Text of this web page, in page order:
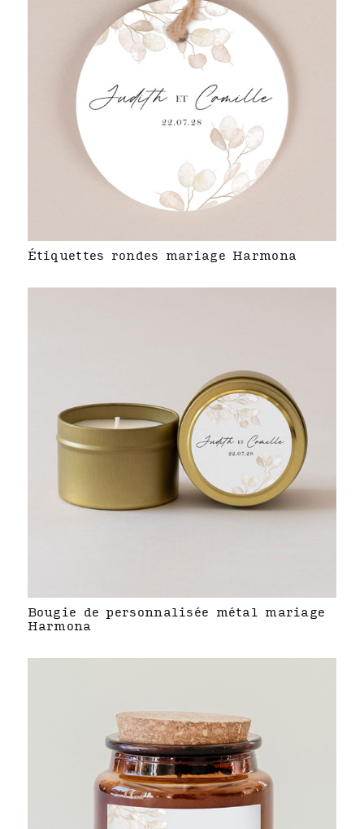
Étiquettes rondes mariage Harmona
Bougie de personnalisée métal mariage
Harmona